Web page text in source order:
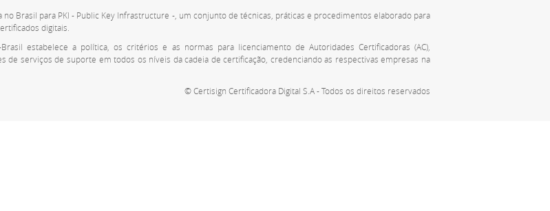
no Brasil para PKI - Public Key Infrastructure -, um conjunto de técnicas, práticas e procedimentos elaborado para
digitais.
estabelece a política, os critérios e as normas para licenciamento de Autoridades Certificadoras (AC),
de serviços de suporte em todos os níveis da cadeia de certificação, credenciando as respectivas empresas na
© Certisign Certificadora Digital S.A - Todos os direitos reservados